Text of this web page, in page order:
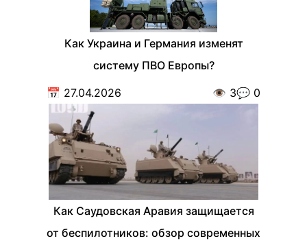
Как Украина и Германия изменят
систему ПВО Европы?
📅 27.04.2026 👁️ 3💬 0
Как Саудовская Аравия защищается
от беспилотников: обзор современных